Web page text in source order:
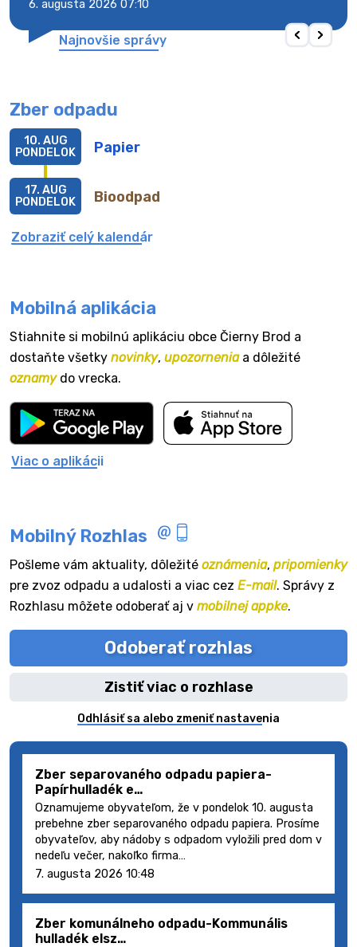
6. augusta 2026 07:10
Najnovšie správy
Zber odpadu
Papier
10. AUG
PONDELOK
Bioodpad
17. AUG
PONDELOK
Zobraziť celý kalendár
Mobilná aplikácia
Stiahnite si mobilnú aplikáciu obce Čierny Brod a
dostaňte všetky novinky, upozorneniaa dôležité
oznamydo vrecka.
Viac o aplikácii
Mobilný Rozhlas
Pošleme vám aktuality, dôležité oznámenia, pripomienky
pre zvoz odpadu a udalosti a viac cez E-mail. Správy z
Rozhlasu môžete odoberať aj v mobilnej appke.
Odoberať rozhlas
Zistiť viac o rozhlase
Odhlásiť sa alebo zmeniť nastavenia
Zber separovaného odpadu papiera-
Papírhulladék e…
Oznamujeme obyvateľom, že v pondelok 10. augusta
prebehne zber separovaného odpadu papiera. Prosíme
obyvateľov, aby nádoby s odpadom vyložili pred dom v
nedeľu večer, nakoľko firma…
7. augusta 2026 10:48
Zber komunálneho odpadu-Kommunális
hulladék elsz…